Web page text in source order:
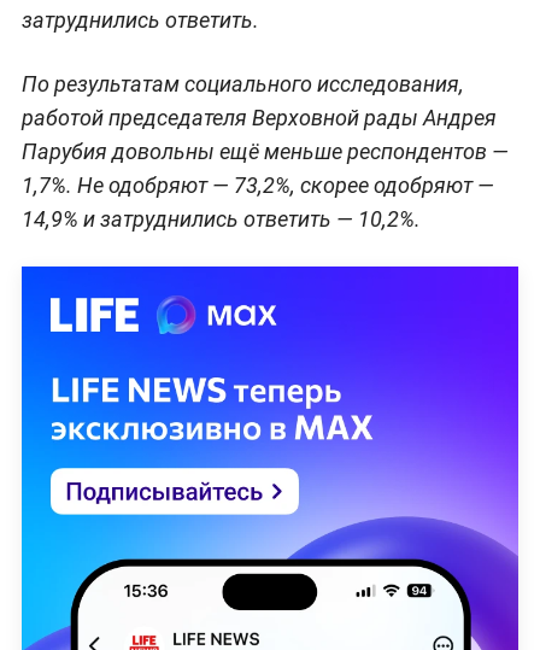
затруднились ответить.
По результатам социального исследования,
работой председателя Верховной рады Андрея
Парубия довольны ещё меньше респондентов —
1,7%. Не одобряют — 73,2%, скорее одобряют —
14,9% и затруднились ответить — 10,2%.